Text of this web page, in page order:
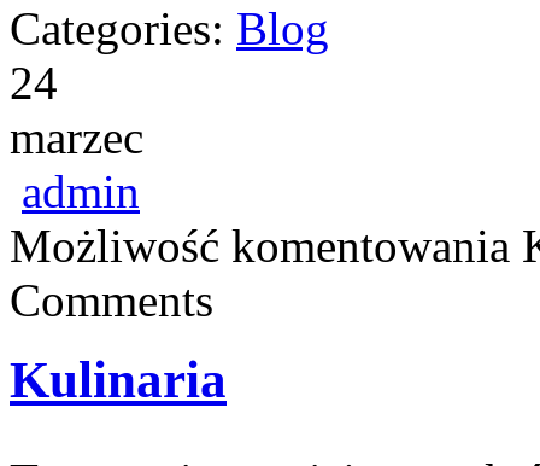
Categories: Blog
24
marzec
admin
Możliwość komentowania
Comments
Kulinaria